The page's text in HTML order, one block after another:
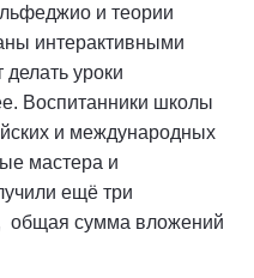
и теории
интерактивными
уроки
Воспитанники школы
и международных
мастера и
ещё три
общая сумма вложений